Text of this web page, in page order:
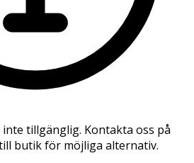
tillgänglig. Kontakta oss på
butik för möjliga alternativ.